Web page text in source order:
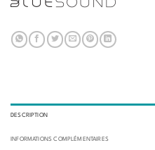
DESCRIPTION
INFORMATIONS COMPLÉMENTAIRES